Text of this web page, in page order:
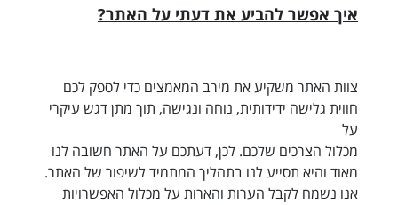
איך אפשר להביע את דעתי על האתר?
צוות האתר משקיע את מירב המאמצים כדי לספק לכם
חווית גלישה ידידותית, נוחה ונגישה, תוך מתן דגש עיקרי
על
מכלול הצרכים שלכם. לכן, דעתכם על האתר חשובה לנו
מאוד והיא תסייע לנו בתהליך המתמיד לשיפור של האתר.
אנו נשמח לקבל הערות והארות על מכלול האפשרויות